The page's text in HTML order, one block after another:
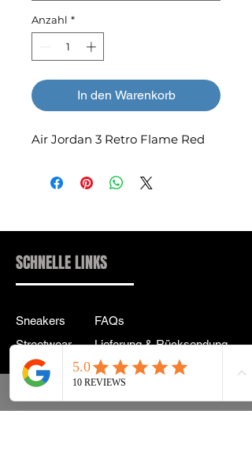
Anzahl *
In den Warenkorb
Air Jordan 3 Retro Flame Red
SCHNELLE LINKS
Sneakers
Streetwear
Zubehör
Instagram
FAQs
Lieferung & Rücksendung
Datenschutz
Geschäftsbedingungen